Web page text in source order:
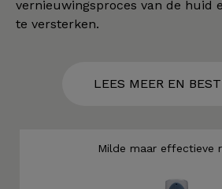
Milde maar effectieve
vernieuwingsproces van de huid
te versterken.
LEES MEER EN